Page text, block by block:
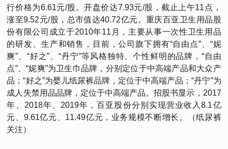
行价格为6.61元/股。开盘价达7.93元/股，截止上午11点，
涨至9.52元/股，总市值达40.72亿元。重庆百亚卫生用品股
份有限公司成立于2010年11月，主要从事一次性卫生用品
的研发、生产和销售，目前，公司旗下拥有“自由点”、“妮
爽”、“好之”、“丹宁”等风格独特、个性鲜明的品牌，“自由
点”、“妮爽”为卫生巾品牌，分别定位于中高端产品和大众产
品；“好之”为婴儿纸尿裤品牌，定位于中高端产品；“丹宁”为
成人失禁用品品牌，定位于中高端产品。招股书显示，2017
年、2018年、2019年，百亚股份分别实现营业收入8.1亿
元、9.61亿元、11.49亿元，业务规模不断增长。（纸尿裤
关注）